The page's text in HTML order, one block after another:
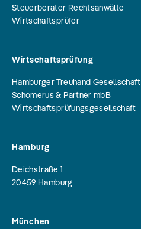
Steuerberater Rechtsanwälte
Wirtschaftsprüfer
Wirtschaftsprüfung
Hamburger Treuhand Gesellschaft
Schomerus & Partner mbB
Wirtschaftsprüfungsgesellschaft
Hamburg
Deichstraße 1
20459 Hamburg
München